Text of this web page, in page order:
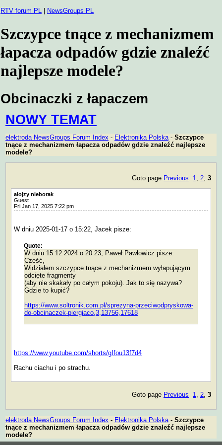
RTV forum PL NewsGroups PL
Szczypce tnące z mechanizmem
łapacza odpadów gdzie znaleźć
najlepsze modele?
Obcinaczki z łapaczem
NOWY TEMAT
elektroda NewsGroups Forum Index - Elektronika Polska- Szczypce
tnące z mechanizmem łapacza odpadów gdzie znaleźć najlepsze
modele?
Goto page Previous 1, 2, 3
alojzy nieborak
Guest
Fri Jan 17, 2025 7:22 pm
W dniu 2025-01-17 o 15:22, Jacek pisze:
Quote:
W dniu 15.12.2024 o 20:23, Paweł Pawłowicz pisze:
Cześć,
Widziałem szczypce tnące z mechanizmem wyłapującym
odcięte fragmenty
(aby nie skakały po całym pokoju). Jak to się nazywa?
Gdzie to kupić?
https://www.soltronik.com.pl/sprezyna-przeciwodpryskowa-
do-obcinaczek-piergiaco,3,13756,17618
https://www.youtube.com/shorts/gIfou13f7d4
Rachu ciachu i po strachu.
Goto page Previous 1 2 3
elektroda NewsGroups Forum Index - Elektronika Polska- Szczypce
tnące z mechanizmem łapacza odpadów gdzie znaleźć najlepsze
modele?